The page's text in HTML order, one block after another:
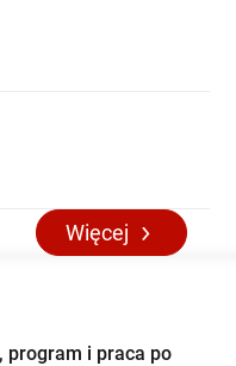
Więcej
program i praca po